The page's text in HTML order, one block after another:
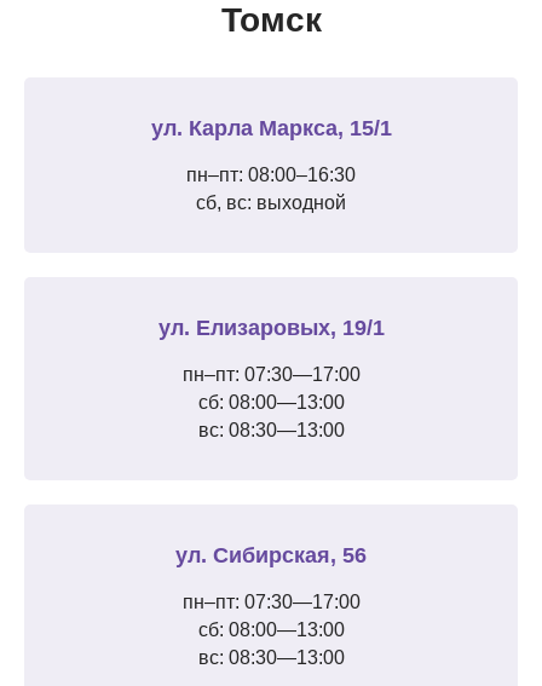
Томск
ул. Карла Маркса, 15/1
пн–пт: 08:00–16:30
сб, вс: выходной
ул. Елизаровых, 19/1
пн–пт: 07:30—17:00
сб: 08:00—13:00
вс: 08:30—13:00
ул. Сибирская, 56
пн–пт: 07:30—17:00
сб: 08:00—13:00
вс: 08:30—13:00